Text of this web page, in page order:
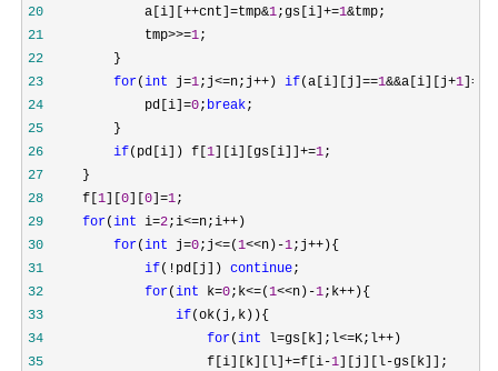
20
             a[i][++cnt]=tmp&
1;gs[i]+=1&
21
             tmp>>=
1
22
23
for(int j=1;j<=n;j++) if(a[i][j]==1&&a[i][j+1 ]==
24
             pd[i]=
0; break
25
26
if(pd[i]) f[ 1 ][i][gs[i]]+=1
27
28
     f[
1 0 0 ]=1
29
for(int i=2;i<=n;i++
30
for(int j=0;j<=(1<<n)-1;j++
31
if(!pd[j]) continue
32
for(int k=0;k<=(1<<n)-1;k++
33
if
34
for(int l=gs[k];l<=K;l++
35
                     f[i][k][l]+=f[i-
1 ][j][l-